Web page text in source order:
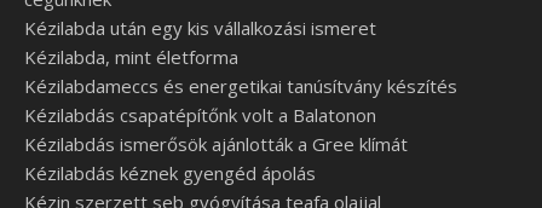
Kézilabda után egy kis vállalkozási ismeret
Kézilabda, mint életforma
Kézilabdameccs és energetikai tanúsítvány készítés
Kézilabdás csapatépítőnk volt a Balatonon
Kézilabdás ismerősök ajánlották a Gree klímát
Kézilabdás kéznek gyengéd ápolás
Kézin szerzett seb gyógyítása teafa olajjal